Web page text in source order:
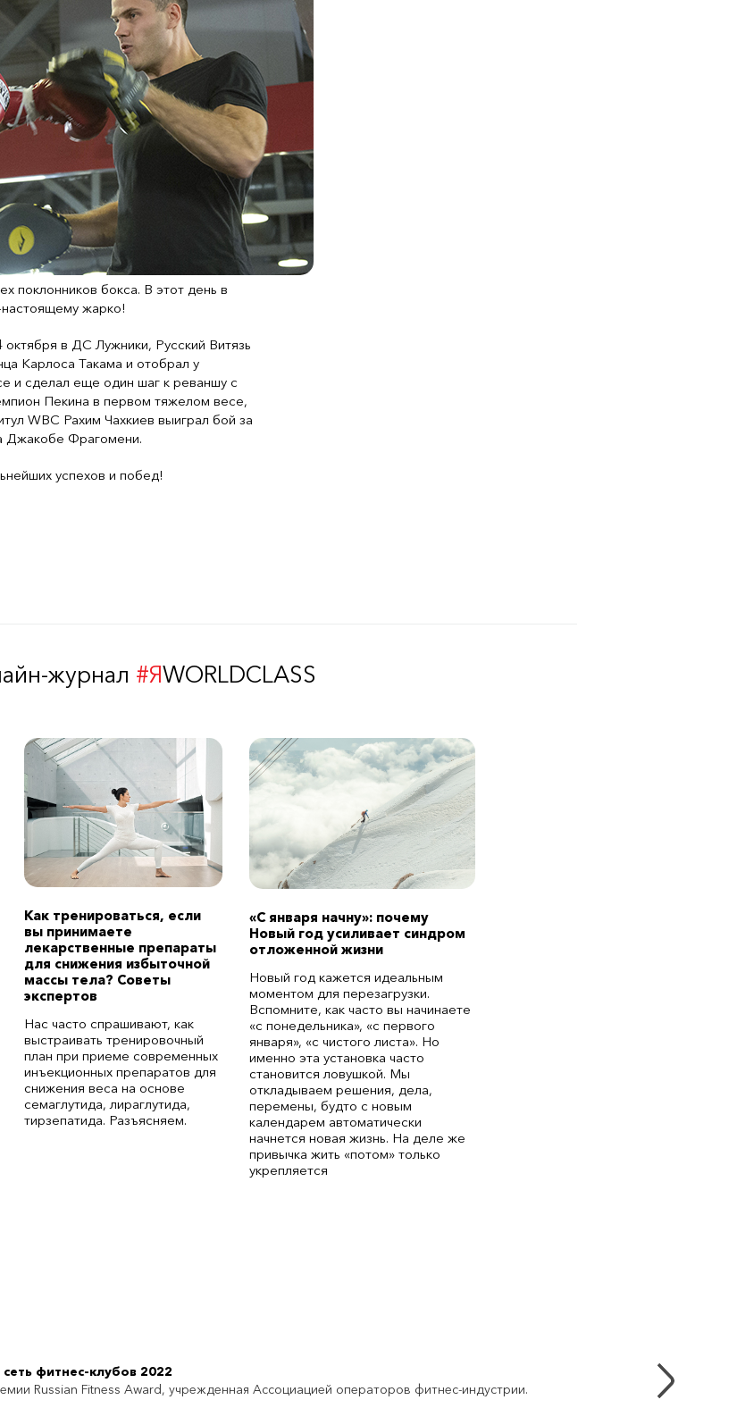
поклонников бокса. В этот день в
жарко!
в ДС Лужники, Русский Витязь
Карлоса Такама и отобрал у
и сделал еще один шаг к реваншу с
Пекина в первом тяжелом весе,
WBC Рахим Чахкиев выиграл бой за
Джакобе Фрагомени.
успехов и побед!
журнал #ЯWORLDCLASS
Как тренироваться, если
вы принимаете
лекарственные препараты
для снижения избыточной
массы тела? Советы
экспертов
Нас часто спрашивают, как
выстраивать тренировочный
план при приеме современных
инъекционных препаратов для
снижения веса на основе
семаглутида, лираглутида,
тирзепатида. Разъясняем.
«С января начну»: почему
Новый год усиливает синдром
отложенной жизни
Новый год кажется идеальным
моментом для перезагрузки.
Вспомните, как часто вы начинаете
«с понедельника», «с первого
января», «с чистого листа». Но
именно эта установка часто
становится ловушкой. Мы
откладываем решения, дела,
перемены, будто с новым
календарем автоматически
начнется новая жизнь. На деле же
привычка жить «потом» только
укрепляется
фитнес-клубов 2022
Russian Fitness Award, учрежденная Ассоциацией операторов фитнес-индустрии.